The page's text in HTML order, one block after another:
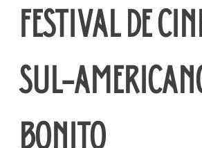
FESTIVAL DE
SUL-
BONITO